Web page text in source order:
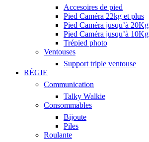
Accesoires de pied
Pied Caméra 22kg et plus
Pied Caméra jusqu’à 20Kg
Pied Caméra jusqu’à 10Kg
Trépied photo
Ventouses
Support triple ventouse
RÉGIE
Communication
Talky Walkie
Consommables
Bijoute
Piles
Roulante